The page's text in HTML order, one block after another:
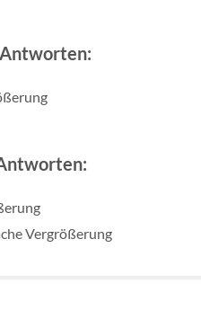
Vergrößerung